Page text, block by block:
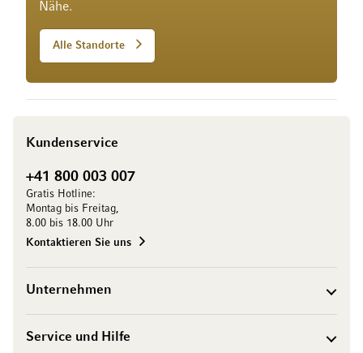
Nähe.
Alle Standorte
Kundenservice
+41 800 003 007
Gratis Hotline:
Montag bis Freitag,
8.00 bis 18.00 Uhr
Kontaktieren Sie uns
Unternehmen
Service und Hilfe